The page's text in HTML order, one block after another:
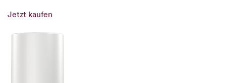
Jetzt kaufen